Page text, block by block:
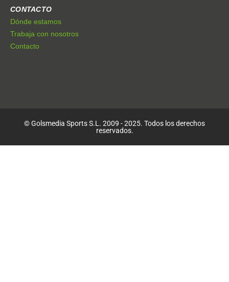
CONTACTO
Dónde estamos
Trabaja con nosotros
Contacto
© Golsmedia Sports S.L. 2009 - 2025. Todos los derechos
reservados.